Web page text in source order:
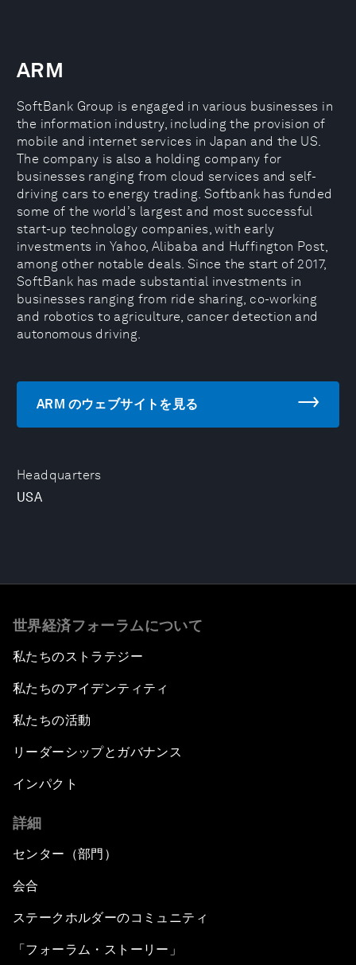
Headquarters
USA
ARM
SoftBank Group is engaged in various businesses in
the information industry, including the provision of
mobile and internet services in Japan and the US.
The company is also a holding company for
businesses ranging from cloud services and self-
driving cars to energy trading. Softbank has funded
some of the world’s largest and most successful
start-up technology companies, with early
investments in Yahoo, Alibaba and Huffington Post,
among other notable deals. Since the start of 2017,
SoftBank has made substantial investments in
businesses ranging from ride sharing, co-working
and robotics to agriculture, cancer detection and
autonomous driving.
ARM のウェブサイトを見る
世界経済フォーラムについて
私たちのストラテジー
私たちのアイデンティティ
私たちの活動
リーダーシップとガバナンス
インパクト
詳細
センター（部門）
会合
ステークホルダーのコミュニティ
「フォーラム・ストーリー」